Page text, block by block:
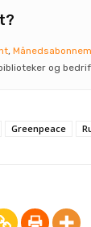
,
og
Greenpeace